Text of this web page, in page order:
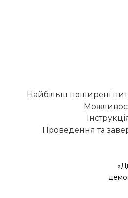
Найбільш поширені
Проведення та